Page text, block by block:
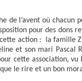
l’avent où chacun
pour des dons
action : la famille
et son mari Pascal
cette association,
le rire et un bon